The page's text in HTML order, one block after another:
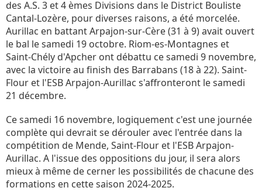
des A.S. 3 et 4 èmes Divisions dans le District Bouliste
Cantal-Lozère, pour diverses raisons, a été morcelée.
Aurillac en battant Arpajon-sur-Cère (31 à 9) avait ouvert
le bal le samedi 19 octobre. Riom-es-Montagnes et
Saint-Chély d'Apcher ont débattu ce samedi 9 novembre,
avec la victoire au finish des Barrabans (18 à 22). Saint-
Flour et l'ESB Arpajon-Aurillac s'affronteront le samedi
21 décembre.
Ce samedi 16 novembre, logiquement c'est une journée
complète qui devrait se dérouler avec l'entrée dans la
compétition de Mende, Saint-Flour et l'ESB Arpajon-
Aurillac. A l'issue des oppositions du jour, il sera alors
mieux à même de cerner les possibilités de chacune des
formations en cette saison 2024-2025.